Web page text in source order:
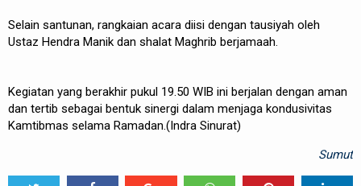
Selain santunan, rangkaian acara diisi dengan tausiyah oleh
Ustaz Hendra Manik dan shalat Maghrib berjamaah.
Kegiatan yang berakhir pukul 19.50 WIB ini berjalan dengan aman
dan tertib sebagai bentuk sinergi dalam menjaga kondusivitas
Kamtibmas selama Ramadan.(Indra Sinurat)
Sumut